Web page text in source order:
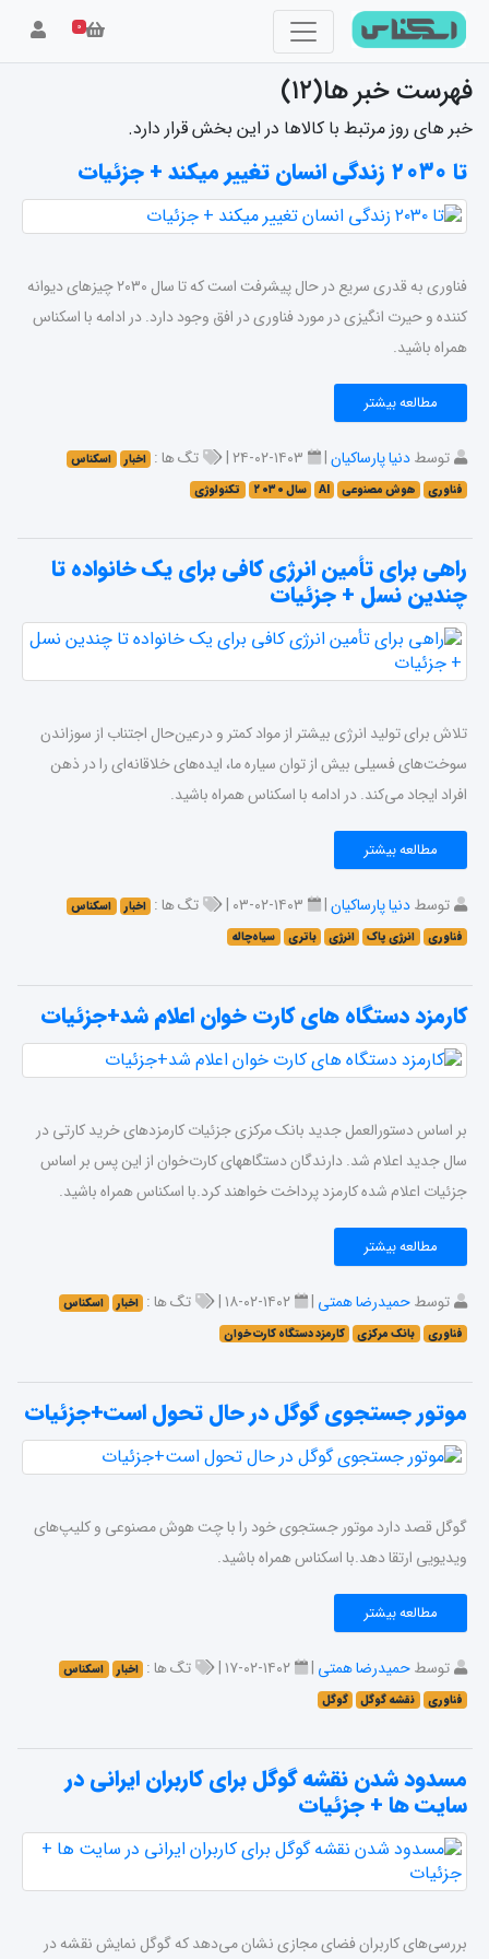
۰
فهرست خبر ها(۱۲)
خبر های روز مرتبط با کالاها در این بخش قرار دارد.
تا ۲۰۳۰ زندگی انسان تغییر میکند + جزئیات
فناوری به قدری سریع در حال پیشرفت است که تا سال ۲۰۳۰ چیز‌های دیوانه
کننده و حیرت انگیزی در مورد فناوری در افق وجود دارد. در ادامه با اسکناس
همراه باشید.
مطالعه بیشتر
توسطدنیا پارساکیان| ۱۴۰۳-۰۲-۲۴ | تگ ها : اخبار
اسکناس
فناوری
هوش مصنوعی AI سال ۲۰۳۰ تکنولوژی
راهی برای تأمین انرژی کافی برای یک خانواده تا
چندین نسل + جزئیات
تلاش برای تولید انرژی بیشتر از مواد کمتر و درعین‌حال اجتناب از سوزاندن
سوخت‌های فسیلی بیش از توان سیاره ما، ایده‌های خلاقانه‌ای را در ذهن‌
افراد ایجاد می‌کند. در ادامه با اسکناس همراه باشید.
مطالعه بیشتر
توسطدنیا پارساکیان| ۱۴۰۳-۰۲-۰۳ | تگ ها : اخبار
اسکناس
فناوری
انرژی پاک انرژی باتری سیاه‌چاله
کارمزد دستگاه های کارت خوان اعلام شد+جزئیات
بر اساس دستورالعمل جدید بانک مرکزی جزئیات کارمزدهای خرید کارتی در
سال جدید اعلام شد. دارندگان دستگاههای کارت‌خوان از این پس بر اساس
جزئیات اعلام شده کارمزد پرداخت خواهند کرد.با اسکناس همراه باشید.
مطالعه بیشتر
توسطحمیدرضا همتی | ۱۴۰۲-۰۲-۱۸ | تگ ها : اخبار
اسکناس
فناوری
بانک مرکزی کارمزد دستگاه کارت خوان
موتور جستجوی گوگل در حال تحول است+جزئیات
گوگل قصد دارد موتور جستجوی خود را با چت هوش مصنوعی و کلیپ‌های
ویدیویی ارتقا دهد.با اسکناس همراه باشید.
مطالعه بیشتر
توسطحمیدرضا همتی | ۱۴۰۲-۰۲-۱۷ | تگ ها : اخبار
اسکناس
فناوری
نقشه گوگل گوگل
مسدود شدن نقشه گوگل برای کاربران ایرانی در
سایت ها + جزئیات
بررسی‌های کاربران فضای مجازی نشان می‌دهد که گوگل نمایش نقشه در